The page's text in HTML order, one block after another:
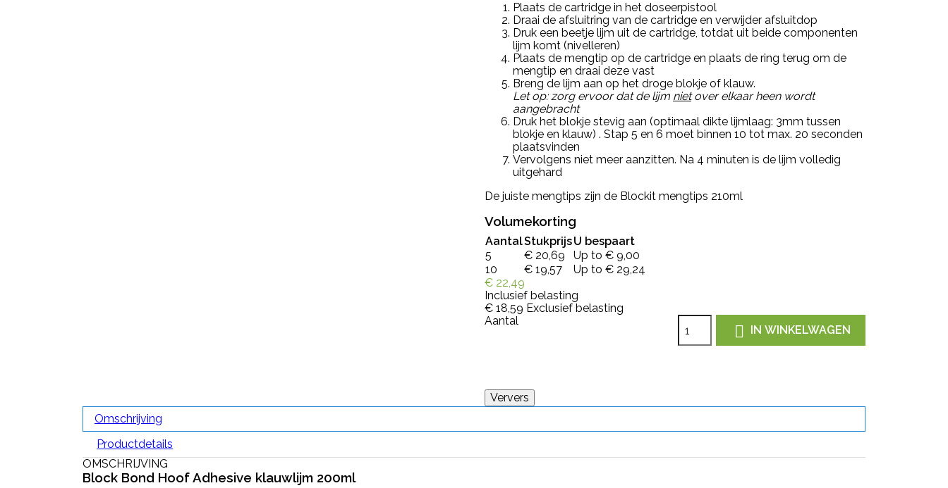
Plaats de cartridge in het doseerpistool
Draai de afsluitring van de cartridge en verwijder afsluitdop
Druk een beetje lijm uit de cartridge, totdat uit beide componenten
lijm komt (nivelleren)
Plaats de mengtip op de cartridge en plaats de ring terug om de
mengtip en draai deze vast
Breng de lijm aan op het droge blokje of klauw.
Let op: zorg ervoor dat de lijm nietover elkaar heen wordt
aangebracht
Druk het blokje stevig aan (optimaal dikte lijmlaag: 3mm tussen
blokje en klauw) . Stap 5 en 6 moet binnen 10 tot max. 20 seconden
plaatsvinden
Vervolgens niet meer aanzitten. Na 4 minuten is de lijm volledig
uitgehard
De juiste mengtips zijn de Blockit mengtips 210ml
Volumekorting
AantalStukprijsU bespaart
5
€ 20,69
Up to € 9,00
10
€ 19,57
Up to € 29,24
€ 22,49
Inclusief belasting
€ 18,59 Exclusief belasting
Aantal
 IN WINKELWAGEN
Omschrijving
Productdetails
OMSCHRIJVING
Block Bond Hoof Adhesive klauwlijm 200ml